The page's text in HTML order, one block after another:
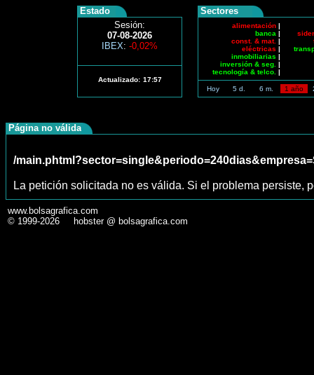
Estado
Sesión:
07-08-2026
IBEX: -0,02%
Actualizado: 17:57
Sectores
alimentación |
banca |
const. & mat. |
eléctricas |
inmobiliarias |
inversión & seg. |
tecnología & telco. |
Hoy 5 d. 6 m. 1 año
Página no válida
/
La petición solicitada no es válida. Si el problema persiste,
www.bolsagrafica.com
© 1999-2026 hobster @ bolsagrafica.com